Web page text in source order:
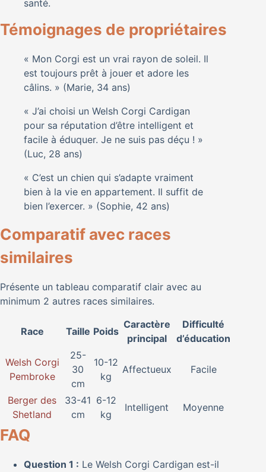
santé.
Témoignages de propriétaires
« Mon Corgi est un vrai rayon de soleil. Il
est toujours prêt à jouer et adore les
câlins. » (Marie, 34 ans)
« J’ai choisi un Welsh Corgi Cardigan
pour sa réputation d’être intelligent et
facile à éduquer. Je ne suis pas déçu ! »
(Luc, 28 ans)
« C’est un chien qui s’adapte vraiment
bien à la vie en appartement. Il suffit de
bien l’exercer. » (Sophie, 42 ans)
Comparatif avec races
similaires
Présente un tableau comparatif clair avec au
minimum 2 autres races similaires.
Race Taille Poids
Caractère
principal
Difficulté
d’éducation
Welsh Corgi
Pembroke
25-
30
cm
10-12
kg
Affectueux Facile
Berger des
Shetland
33-41
cm
6-12
kg
Intelligent Moyenne
FAQ
Question 1 : Le Welsh Corgi Cardigan est-il